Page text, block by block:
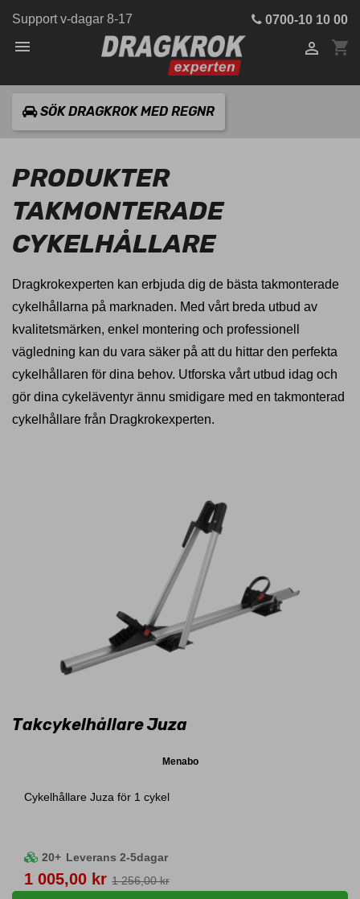
Support v-dagar 8-17 0700-10 10 00
 shopping_cart

SÖK DRAGKROK MED REGNR
PRODUKTER
TAKMONTERADE
CYKELHÅLLARE
Dragkrokexperten kan erbjuda dig de bästa takmonterade
cykelhållarna på marknaden. Med vårt breda utbud av
kvalitetsmärken, enkel montering och professionell
vägledning kan du vara säker på att du hittar den perfekta
cykelhållaren för dina behov. Utforska vårt utbud idag och
gör dina cykeläventyr ännu smidigare med en takmonterad
cykelhållare från Dragkrokexperten.
Takcykelhållare Juza
Menabo
Cykelhållare Juza för 1 cykel
20+ Leverans 2-5dagar
Pris
1 005,00 kr 1 256,00 kr